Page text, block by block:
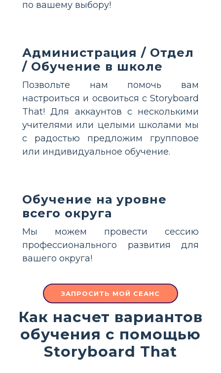
по вашему выбору!
Администрация / Отдел
/ Обучение в школе
Позвольте нам помочь вам
настроиться и освоиться с Storyboard
That! Для аккаунтов с несколькими
учителями или целыми школами мы
с радостью предложим групповое
или индивидуальное обучение.
Обучение на уровне
всего округа
Мы можем провести сессию
профессионального развития для
вашего округа!
ЗАПРОСИТЬ МОЙ СЕАНС
Как насчет вариантов
обучения с помощью
Storyboard That